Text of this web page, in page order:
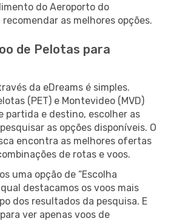
do Aeroporto do
as melhores opções.
de Pelotas para
da eDreams é simples.
(PET) e Montevideo (MVD)
partida e destino, escolher as
as opções disponíveis. O
encontra as melhores ofertas
de rotas e voos.
uma opção de “Escolha
destacamos os voos mais
dos resultados da pesquisa. E
ver apenas voos de